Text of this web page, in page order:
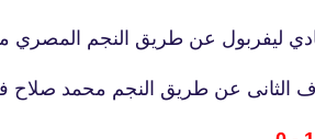
ليفربول عن طريق النجم المصري